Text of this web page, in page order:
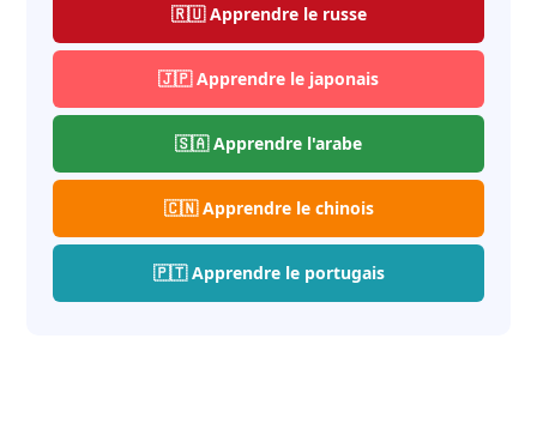
🇷🇺 Apprendre le russe
🇯🇵 Apprendre le japonais
🇸🇦 Apprendre l'arabe
🇨🇳 Apprendre le chinois
🇵🇹 Apprendre le portugais